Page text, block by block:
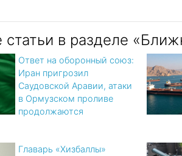
статьи в разделе
Ответ на оборонный союз:
Иран пригрозил
Саудовской Аравии, атаки
в Ормузском проливе
продолжаются
Главарь «Хизбаллы»